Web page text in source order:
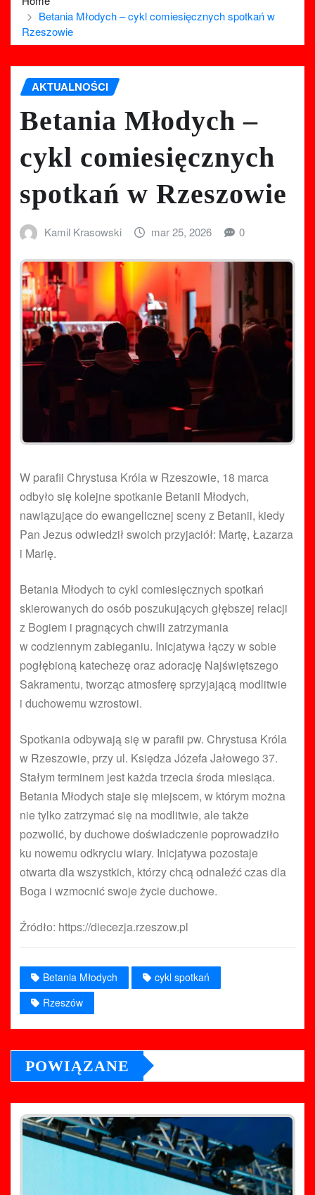
Betania Młodych – cykl comiesięcznych spotkań w
Rzeszowie
AKTUALNOŚCI
Betania Młodych –
cykl comiesięcznych
spotkań w Rzeszowie
Kamil Krasowski mar 25, 2026 0
W parafii Chrystusa Króla w Rzeszowie, 18 marca
odbyło się kolejne spotkanie Betanii Młodych,
nawiązujące do ewangelicznej sceny z Betanii, kiedy
Pan Jezus odwiedził swoich przyjaciół: Martę, Łazarza
i Marię.
Betania Młodych to cykl comiesięcznych spotkań
skierowanych do osób poszukujących głębszej relacji
z Bogiem i pragnących chwili zatrzymania
w codziennym zabieganiu. Inicjatywa łączy w sobie
pogłębioną katechezę oraz adorację Najświętszego
Sakramentu, tworząc atmosferę sprzyjającą modlitwie
i duchowemu wzrostowi.
Spotkania odbywają się w parafii pw. Chrystusa Króla
w Rzeszowie, przy ul. Księdza Józefa Jałowego 37.
Stałym terminem jest każda trzecia środa miesiąca.
Betania Młodych staje się miejscem, w którym można
nie tylko zatrzymać się na modlitwie, ale także
pozwolić, by duchowe doświadczenie poprowadziło
ku nowemu odkryciu wiary. Inicjatywa pozostaje
otwarta dla wszystkich, którzy chcą odnaleźć czas dla
Boga i wzmocnić swoje życie duchowe.
Źródło: https://diecezja.rzeszow.pl
Betania Młodych
cykl spotkań
Rzeszów
POWIĄZANE